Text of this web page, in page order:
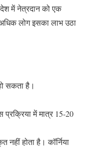
में नेत्रदान को एक
लोग इसका लाभ उठा
सकता है।
प्रक्रिया में मात्र 15-20
नहीं होता है। कॉर्निया